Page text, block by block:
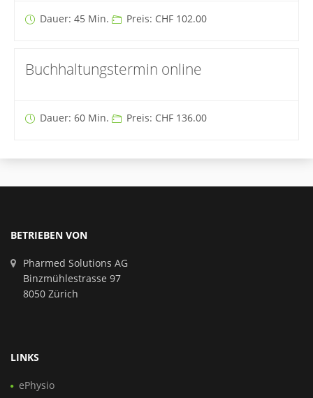
Dauer: 45 Min. Preis: CHF 102.00
Buchhaltungstermin online
Dauer: 60 Min. Preis: CHF 136.00
BETRIEBEN VON
Pharmed Solutions AG
Binzmühlestrasse 97
8050 Zürich
LINKS
ePhysio